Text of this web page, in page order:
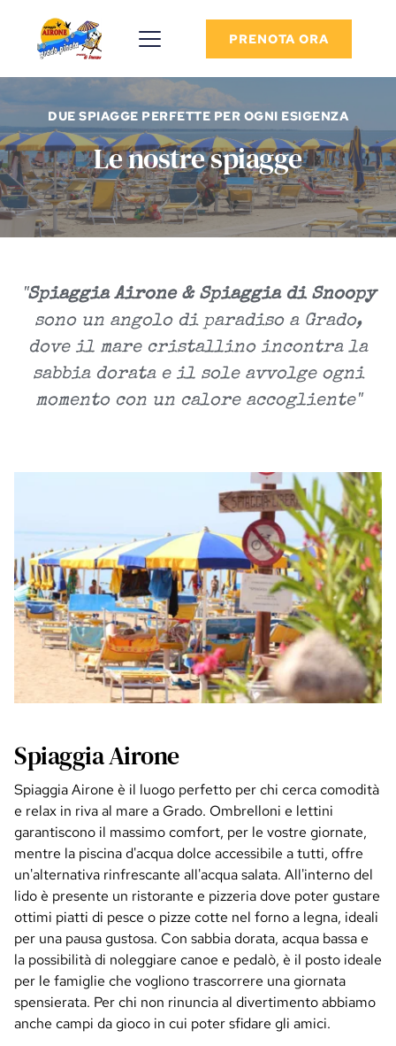
PRENOTA ORA
DUE SPIAGGE PERFETTE PER OGNI ESIGENZA
Le nostre spiagge
"Spiaggia Airone & Spiaggia di Snoopy
sono un angolo di paradiso a Grado,
dove il mare cristallino incontra la
sabbia dorata e il sole avvolge ogni
momento con un calore accogliente"
Spiaggia Airone
Spiaggia Airone è il luogo perfetto per chi cerca comodità
e relax in riva al mare a Grado. Ombrelloni e lettini
garantiscono il massimo comfort, per le vostre giornate,
mentre la piscina d'acqua dolce accessibile a tutti, offre
un'alternativa rinfrescante all'acqua salata. All'interno del
lido è presente un ristorante e pizzeria dove poter gustare
ottimi piatti di pesce o pizze cotte nel forno a legna, ideali
per una pausa gustosa. Con sabbia dorata, acqua bassa e
la possibilità di noleggiare canoe e pedalò, è il posto ideale
per le famiglie che vogliono trascorrere una giornata
spensierata. Per chi non rinuncia al divertimento abbiamo
anche campi da gioco in cui poter sfidare gli amici.